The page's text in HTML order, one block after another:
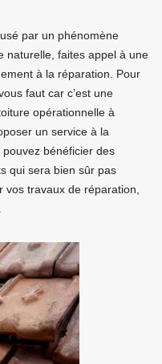
par un phénomène
naturelle, faites appel à une
à la réparation. Pour
faut car c’est une
opérationnelle à
un service à la
bénéficier des
qui sera bien sûr pas
vos travaux de réparation,